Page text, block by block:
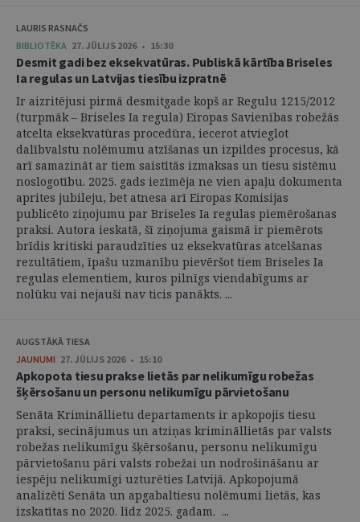
LAURIS RASNAČS
BIBLIOTĒKA 27. JŪLIJS 2026 • 15:30
Desmit gadi bez eksekvatūras. Publiskā kārtība Briseles
Ia regulas un Latvijas tiesību izpratnē
Ir aizritējusi pirmā desmitgade kopš ar Regulu 1215/2012
(turpmāk – Briseles Ia regula) Eiropas Savienības robežās
atcelta eksekvatūras procedūra, iecerot atvieglot
dalībvalstu nolēmumu atzīšanas un izpildes procesus, kā
arī samazināt ar tiem saistītās izmaksas un tiesu sistēmu
noslogotību. 2025. gads iezīmēja ne vien apaļu dokumenta
aprites jubileju, bet atnesa arī Eiropas Komisijas
publicēto ziņojumu par Briseles Ia regulas piemērošanas
praksi. Autora ieskatā, šī ziņojuma gaismā ir piemērots
brīdis kritiski paraudzīties uz eksekvatūras atcelšanas
rezultātiem, īpašu uzmanību pievēršot tiem Briseles Ia
regulas elementiem, kuros pilnīgs viendabīgums ar
nolūku vai nejauši nav ticis panākts. ...
AUGSTĀKĀ TIESA
JAUNUMI 27. JŪLIJS 2026 • 15:10
Apkopota tiesu prakse lietās par nelikumīgu robežas
šķērsošanu un personu nelikumīgu pārvietošanu
Senāta Krimināllietu departaments ir apkopojis tiesu
praksi, secinājumus un atziņas krimināllietās par valsts
robežas nelikumīgu šķērsošanu, personu nelikumīgu
pārvietošanu pāri valsts robežai un nodrošināšanu ar
iespēju nelikumīgi uzturēties Latvijā. Apkopojumā
analizēti Senāta un apgabaltiesu nolēmumi lietās, kas
izskatītas no 2020. līdz 2025. gadam. ...